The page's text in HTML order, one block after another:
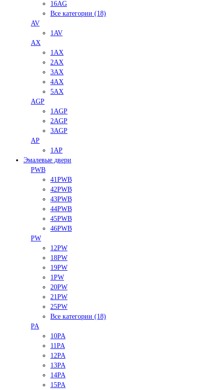
16AG
Все категории (18)
AV
1AV
AX
1AX
2AX
3AX
4AX
5AX
AGP
1AGP
2AGP
3AGP
AP
1AP
Эмалевые двери
PWB
41PWB
42PWB
43PWB
44PWB
45PWB
46PWB
PW
12PW
18PW
19PW
1PW
20PW
21PW
25PW
Все категории (18)
PA
10PA
11PA
12PA
13PA
14PA
15PA